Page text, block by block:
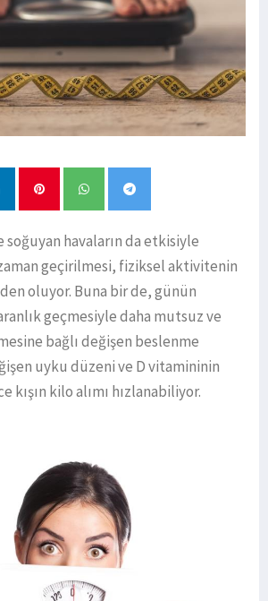
soğuyan havaların da etkisiyle
zaman geçirilmesi, fiziksel aktivitenin
oluyor. Buna bir de, günün
geçmesiyle daha mutsuz ve
bağlı değişen beslenme
uyku düzeni ve D vitamininin
kışın kilo alımı hızlanabiliyor.